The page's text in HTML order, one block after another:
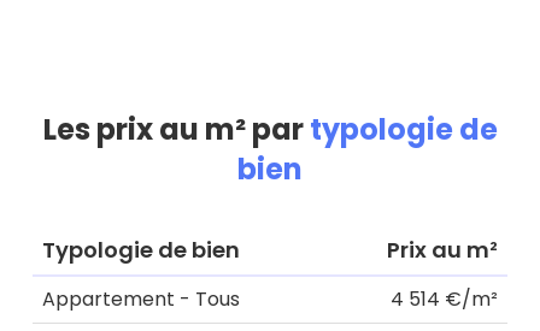
Les prix au m² partypologie de
bien
Typologie de bien Prix au m²
Appartement - Tous
4 514 €/m²